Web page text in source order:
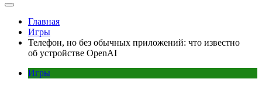
Главная
Игры
Телефон, но без обычных приложений: что известно
об устройстве OpenAI
Игры